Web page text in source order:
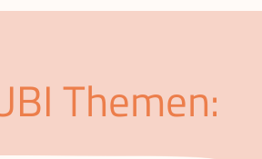
Themen: